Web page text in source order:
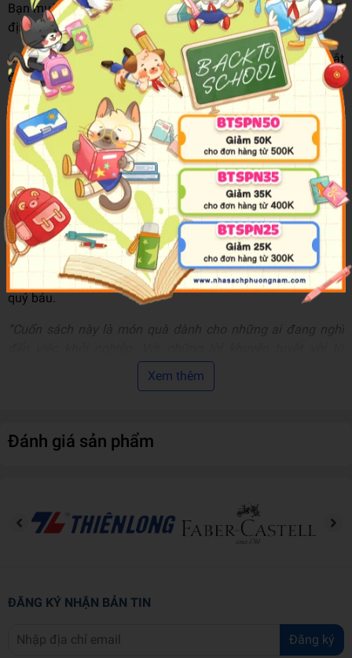
Bạn muốn làm chủ công việc của mình, được quyền ra quyết
định và tự chịu trách nhiệm với chính mình?
Bạn có quá nhiều ý tưởng kinh doanh nhưng không biết bắt
đầu từ đâu, không biết phải làm gì?
LÀM THẾ NÀO XÂY DỰNG DOANH NGHIỆP THÀNH CÔNG?
là cuốn sách dành cho bạn. Với ngôn từ dễ hiểu và không áp
đặt, Richard Hall và Rachel Bell sẽ giúp bạn từng bước hiểu
về quá trình khởi nghiệp, những lợi thế, khó khăn bạn phải
đối mặt và gợi ý những giải pháp khả thi cho từng vấn đề
bạn gặp phải. Với hai khái niệm hết sức mới mẻ là “Xoay
trục” và “Thử nghiệm”, sách cung cấp góc nhìn rộng hơn về
hành trình khởi nghiệp đầy gian nan nhưng cũng vô cùng lôi
cuốn. Sách còn giới thiệu những tấm gương khởi nghiệp
thành công, cung cấp cho bạn những bài học khởi nghiệp
quý báu.
“Cuốn sách này là món quà dành cho những ai đang nghĩ
những người có kiến thức sâu sắc, sách sẽ truyền cảm hứng
để biến ước mơ kinh doanh của bạn thành hiện thực.” - Pam
“Một cuốn sách chứa đựng nhiều tinh hoa trí tuệ trong thực
CEO của Enjoy Education
Xem thêm
Đánh giá sản phẩm
ĐĂNG KÝ NHẬN BẢN TIN
Đăng ký